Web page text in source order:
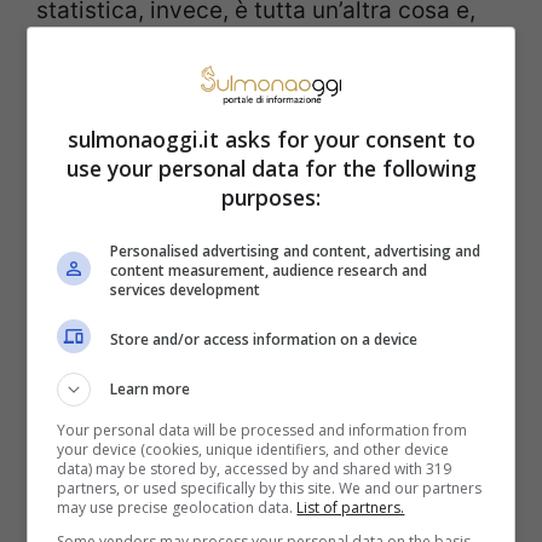
statistica, invece, è tutta un’altra cosa e,
Hai mai provato questo
numero su Milano? E
questo su Roma? A
maggio, non dovresti
dimenticartene
Se è vero che le estrazioni sono casuali,
però sono questi inumerifortunati che, a
maggio, escono spesso. Caso o non caso,
sulmonaoggi.it asks for your consent to
use your personal data for the following
purposes:
Personalised advertising and content, advertising and
content measurement, audience research and
services development
Store and/or access information on a device
Learn more
Your personal data will be processed and information from
your device (cookies, unique identifiers, and other device
data) may be stored by, accessed by and shared with 319
partners, or used specifically by this site. We and our partners
may use precise geolocation data. List of partners.